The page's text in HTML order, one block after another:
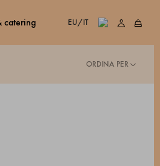
catering EU/IT
ORDINA PER